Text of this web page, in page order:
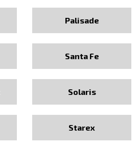
Palisade
Santa Fe
Solaris
Starex